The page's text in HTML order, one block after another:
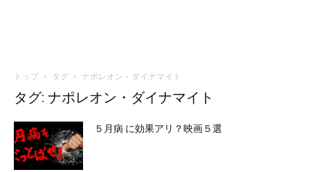
トップ タグ ナポレオン・ダイナマイト
タグ: ナポレオン・ダイナマイト
５月病 に効果アリ？映画５選